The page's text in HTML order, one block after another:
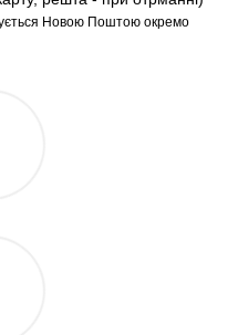
Новою Поштою окремо